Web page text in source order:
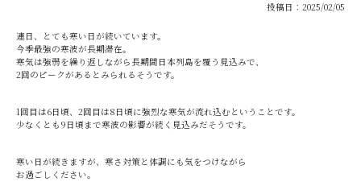
投稿日：2025/02/05
連日、とても寒い日が続いています。
今季最強の寒波が長期滞在。
寒気は強弱を繰り返しながら長期間日本列島を覆う見込みで、
2回のピークがあるとみられるそうです。
1回目は6日頃、2回目は8日頃に強烈な寒気が流れ込むということです。
少なくとも9日頃まで寒波の影響が続く見込みだそうです。
寒い日が続きますが、寒さ対策と体調にも気をつけながら
お過ごしください。